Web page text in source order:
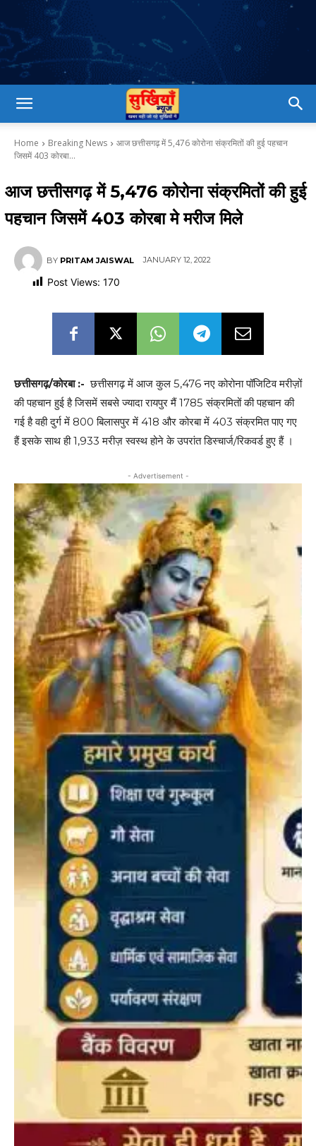
Home Breaking News
आज छत्तीसगढ़ में 5,476 कोरोना संक्रमितों की हुई पहचान
जिसमें 403 कोरबा...
आज छत्तीसगढ़ में 5,476 कोरोना संक्रमितों की हुई
पहचान जिसमें 403 कोरबा मे मरीज मिले
BY PRITAM JAISWAL JANUARY 12, 2022
Post Views: 170
छत्तीसगढ़/कोरबा :- छत्तीसगढ़ में आज कुल 5,476 नए कोरोना पॉजिटिव मरीज़ों
की पहचान हुई है जिसमें सबसे ज्यादा रायपुर मैं 1785 संक्रमितों की पहचान की
गई है वही दुर्ग में 800 बिलासपुर में 418 और कोरबा में 403 संक्रमित पाए गए
हैं इसके साथ ही 1,933 मरीज़ स्वस्थ होने के उपरांत डिस्चार्ज/रिकवर्ड हुए हैं ।
- Advertisement -